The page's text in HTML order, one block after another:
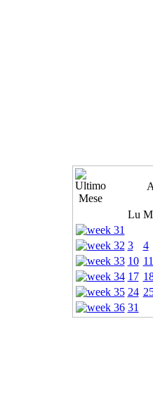
Lu
3
4
10 11
17
24
31